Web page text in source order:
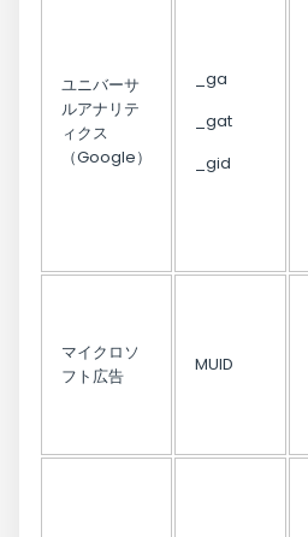
ユニバーサ
ルアナリテ
ィクス
（Google）
_ga
_gat
_gid
マイクロソ
フト広告
MUID